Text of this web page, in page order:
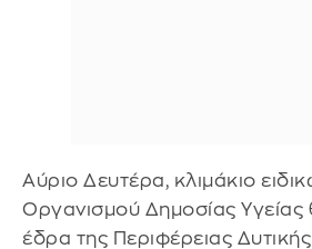
Αύριο Δευτέρα, κλιμάκιο
Οργανισμού Δημοσίας Υγείας
έδρα της Περιφέρειας